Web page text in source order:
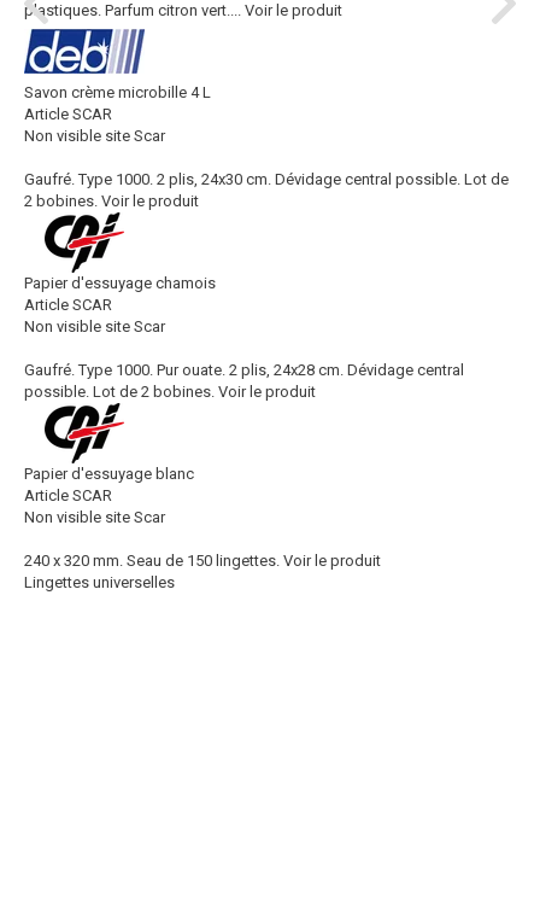
plastiques. Parfum citron vert.... Voir le produit
Savon crème microbille 4 L
Article SCAR
Non visible site Scar
Gaufré. Type 1000. 2 plis, 24x30 cm. Dévidage central possible. Lot de
2 bobines. Voir le produit
Papier d'essuyage chamois
Article SCAR
Non visible site Scar
Gaufré. Type 1000. Pur ouate. 2 plis, 24x28 cm. Dévidage central
possible. Lot de 2 bobines. Voir le produit
Papier d'essuyage blanc
Article SCAR
Non visible site Scar
240 x 320 mm. Seau de 150 lingettes. Voir le produit
Lingettes universelles